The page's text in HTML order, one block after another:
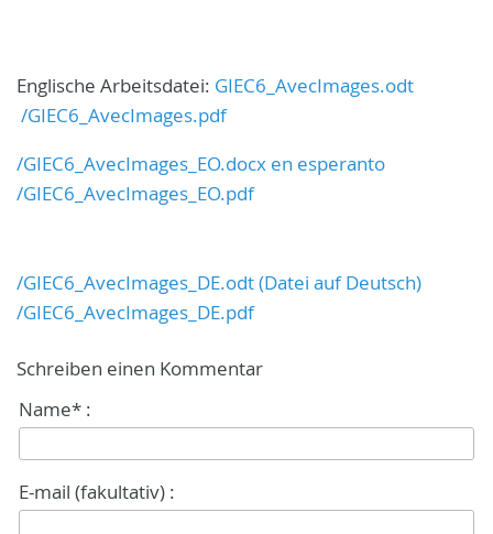
Englische Arbeitsdatei: GIEC6_AvecImages.odt
/GIEC6_AvecImages.pdf
/GIEC6_AvecImages_EO.docx en esperanto
/GIEC6_AvecImages_EO.pdf
/GIEC6_AvecImages_DE.odt (Datei auf Deutsch)
/GIEC6_AvecImages_DE.pdf
Schreiben einen Kommentar
Name* :
E-mail (fakultativ) :